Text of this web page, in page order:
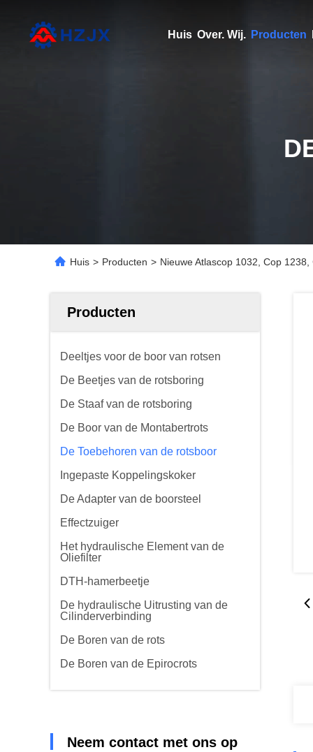
Huis Over. Wij. Producten
Huis > Producten > Nieuwe Atlascop 1032, Cop
Producten
Deeltjes voor de boor van rotsen
De Beetjes van de rotsboring
De Staaf van de rotsboring
De Boor van de Montabertrots
De Toebehoren van de rotsboor
Ingepaste Koppelingskoker
De Adapter van de boorsteel
Effectzuiger
Het hydraulische Element van de
Oliefilter
DTH-hamerbeetje
De hydraulische Uitrusting van de
Cilinderverbinding
De Boren van de rots
De Boren van de Epirocrots
Neem contact met ons op